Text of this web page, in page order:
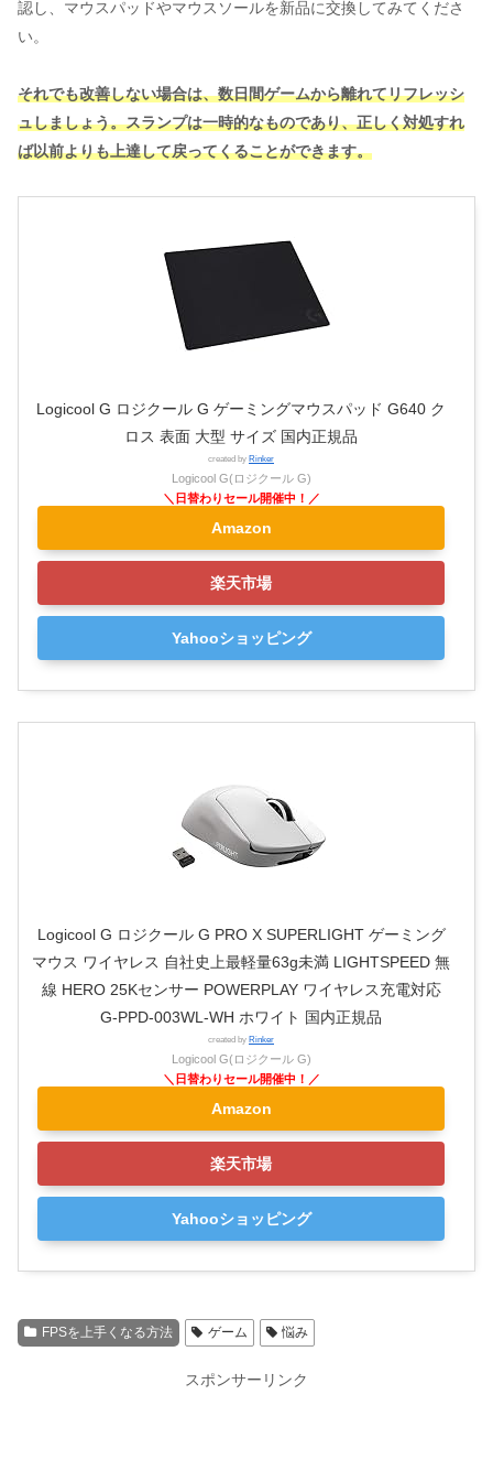
認し、マウスパッドやマウスソールを新品に交換してみてくださ
い。
それでも改善しない場合は、数日間ゲームから離れてリフレッシ
ュしましょう。スランプは一時的なものであり、正しく対処すれ
ば以前よりも上達して戻ってくることができます。
Logicool G ロジクール G ゲーミングマウスパッド G640 ク
ロス 表面 大型 サイズ 国内正規品
created by Rinker
Logicool G(ロジクール G)
Amazon
楽天市場
Yahooショッピング
Logicool G ロジクール G PRO X SUPERLIGHT ゲーミング
マウス ワイヤレス 自社史上最軽量63g未満 LIGHTSPEED 無
線 HERO 25Kセンサー POWERPLAY ワイヤレス充電対応
G-PPD-003WL-WH ホワイト 国内正規品
created by Rinker
Logicool G(ロジクール G)
Amazon
楽天市場
Yahooショッピング
FPSを上手くなる方法 ゲーム 悩み
スポンサーリンク